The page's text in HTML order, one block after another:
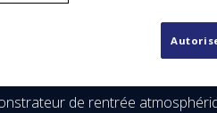
!
de rentrée